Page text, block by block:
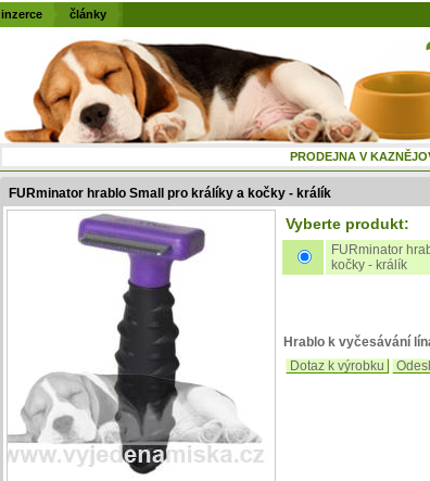
FURminator hrablo Small pro králíky a kočky - králík
Vyberte produkt:
FURminator
kočky - králík
Hrablo k vyčesávání
Dotaz k výrobku
PRODEJNA V KAZNĚJOVĚ
inzerce články